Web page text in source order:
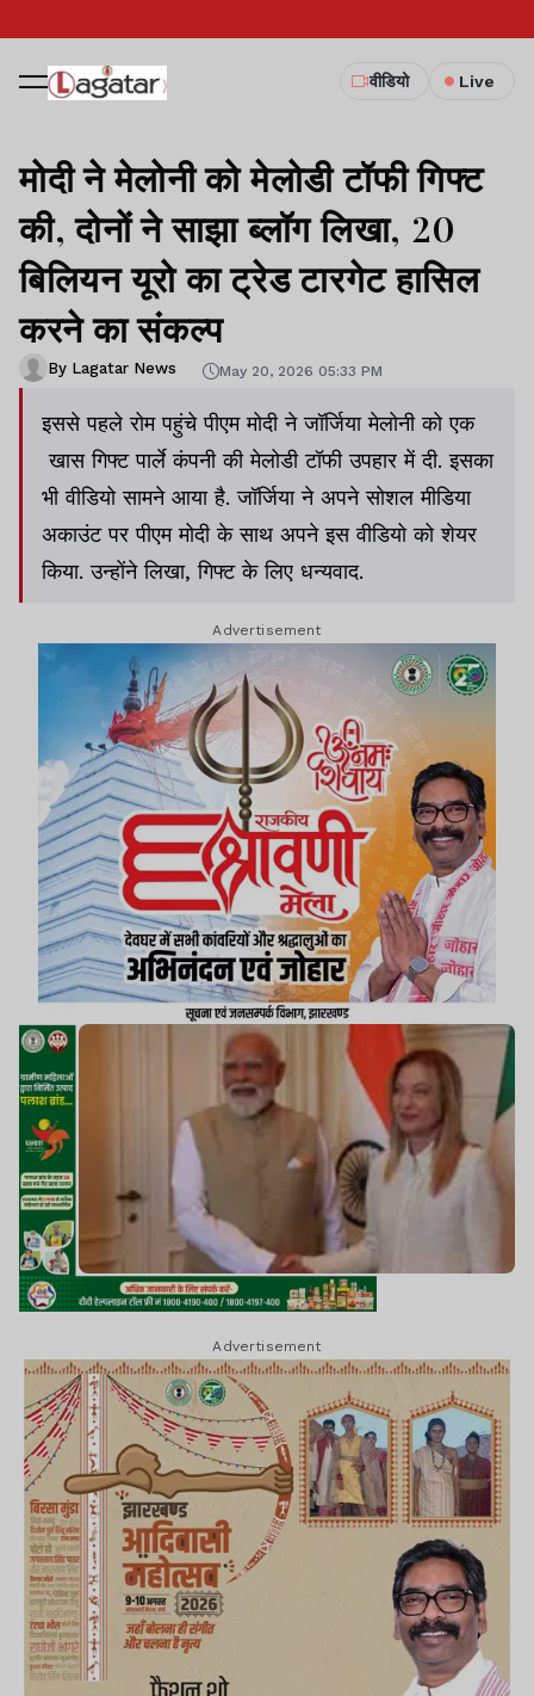
वीडियो Live
मोदी ने मेलोनी को मेलोडी टॉफी गिफ्ट
की, दोनों ने साझा ब्लॉग लिखा, 20
बिलियन यूरो का ट्रेड टारगेट हासिल
करने का संकल्प
By Lagatar News May 20, 2026 05:33 PM
इससे पहले रोम पहुंचे पीएम मोदी ने जॉर्जिया मेलोनी को एक
खास गिफ्ट पार्ले कंपनी की मेलोडी टॉफी उपहार में दी. इसका
भी वीडियो सामने आया है. जॉर्जिया ने अपने सोशल मीडिया
अकाउंट पर पीएम मोदी के साथ अपने इस वीडियो को शेयर
किया. उन्होंने लिखा, गिफ्ट के लिए धन्यवाद.
Advertisement
Advertisement